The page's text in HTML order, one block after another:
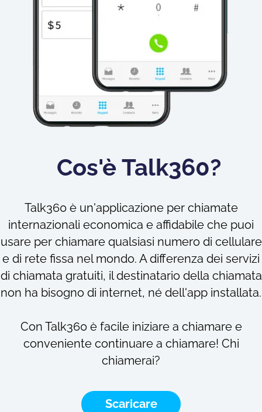
Cos'è Talk360?
Talk360 è un'applicazione per chiamate
internazionali economica e affidabile che puoi
usare per chiamare qualsiasi numero di cellulare
e di rete fissa nel mondo. A differenza dei servizi
di chiamata gratuiti, il destinatario della chiamata
non ha bisogno di internet, né dell'app installata.
Con Talk360 è facile iniziare a chiamare e
conveniente continuare a chiamare! Chi
chiamerai?
Scaricare